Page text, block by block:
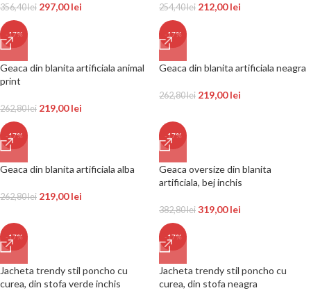
356,40lei 297,00lei 254,40lei 212,00lei
-17%
Geaca din blanita artificiala animal
print
262,80lei 219,00lei
-17%
Geaca din blanita artificiala neagra
262,80lei 219,00lei
-17%
Geaca din blanita artificiala alba
262,80lei 219,00lei
-17%
Geaca oversize din blanita
artificiala, bej inchis
382,80lei 319,00lei
-17%
Jacheta trendy stil poncho cu
curea, din stofa verde inchis
-17%
Jacheta trendy stil poncho cu
curea, din stofa neagra